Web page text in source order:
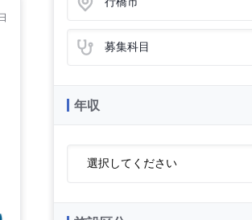
募集科目
年収